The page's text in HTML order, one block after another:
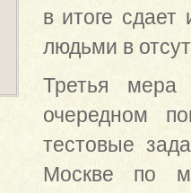
в итоге
людьми в
Третья
очередном
тестовые
Москве по